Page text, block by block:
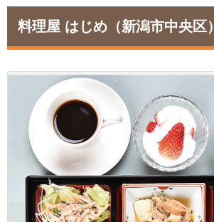
料理屋 はじめ （新潟市中央区）